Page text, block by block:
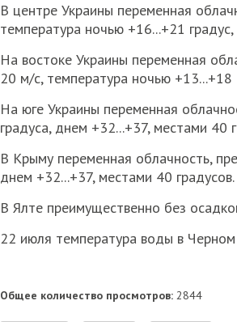
В центре Украины переменная
температура ночью +16...+21
На востоке Украины переменная
20 м/с, температура ночью +13...+18
На юге Украины переменная
градуса, днем +32...+37, местами 40
В Крыму переменная облачность,
днем +32...+37, местами 40 градусов.
В Ялте преимущественно без
22 июля температура воды в
Общее количество просмотров: 2844